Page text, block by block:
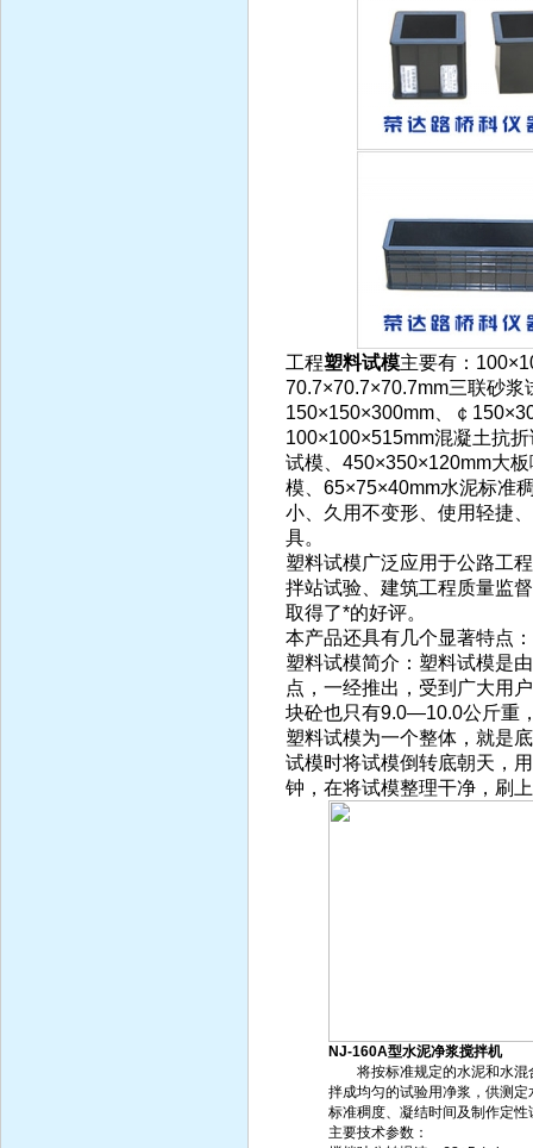
工程塑料试模主要有：
70.7×70.7×70.7mm三联砂
150×150×300mm、￠
100×100×515mm混凝土抗
试模、450×350×120mm大
模、65×75×40mm水泥标准
小、久用不变形、使用轻捷
具。
塑料试模广泛应用于公路工
拌站试验、建筑工程质量监
取得了*的好评。
本产品还具有几个显著特点
塑料试模简介：塑料试模是
点，一经推出，受到广大用
块砼也只有9.0—10.0公斤重
塑料试模为一个整体，就是
试模时将试模倒转底朝天，
钟，在将试模整理干净，刷
NJ-160A型水泥净浆搅拌机
将按标准规定的水泥和水混
拌成均匀的试验用净浆，供测定
标准稠度、凝结时间及制作定性
主要技术参数：